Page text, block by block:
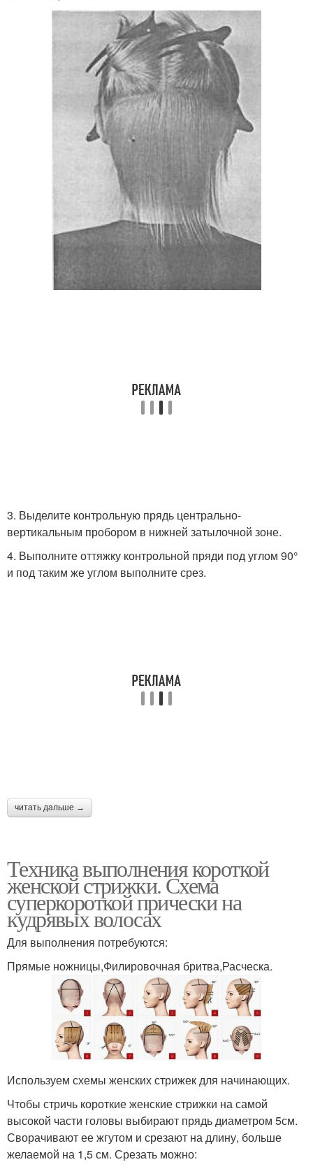
3. Выделите контрольную прядь центрально-
вертикальным пробором в нижней затылочной зоне.
4. Выполните оттяжку контрольной пряди под углом 90°
и под таким же углом выполните срез.
читать дальше →
Техника выполнения короткой
женской стрижки. Схема
суперкороткой прически на
кудрявых волосах
Для выполнения потребуются:
Прямые ножницы,Филировочная бритва,Расческа.
Используем схемы женских стрижек для начинающих.
Чтобы стричь короткие женские стрижки на самой
высокой части головы выбирают прядь диаметром 5см.
Сворачивают ее жгутом и срезают на длину, больше
желаемой на 1,5 см. Срезать можно: